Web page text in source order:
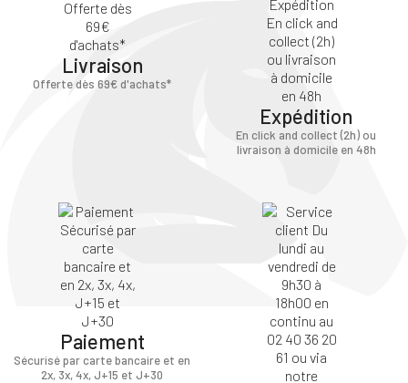
Livraison
Offerte dès 69€ d'achats*
Expédition
En click and collect (2h) ou
livraison à domicile en 48h
Paiement
Sécurisé par carte bancaire et en
2x, 3x, 4x, J+15 et J+30